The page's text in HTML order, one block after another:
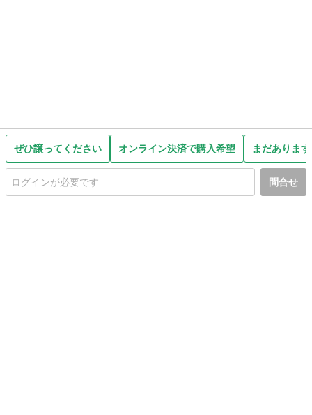
ぜひ譲ってください オンライン決済で購入希望 まだありま
問合せ